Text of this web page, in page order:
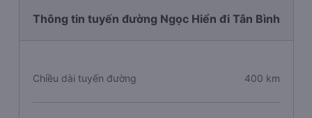
Thông tin tuyến đường Ngọc Hiển đi Tân Bình
Chiều dài tuyến đường 400 km